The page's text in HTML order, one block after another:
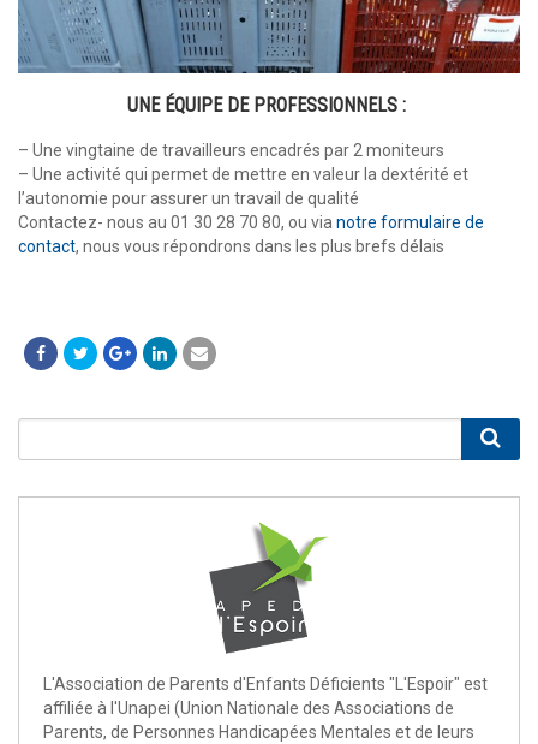
UNE ÉQUIPE DE PROFESSIONNELS :
– Une vingtaine de travailleurs encadrés par 2 moniteurs
– Une activité qui permet de mettre en valeur la dextérité et
l’autonomie pour assurer un travail de qualité
Contactez- nous au 01 30 28 70 80, ou via notre formulaire de
contact, nous vous répondrons dans les plus brefs délais
L'Association de Parents d'Enfants Déficients "L'Espoir" est
affiliée à l'Unapei (Union Nationale des Associations de
Parents, de Personnes Handicapées Mentales et de leurs